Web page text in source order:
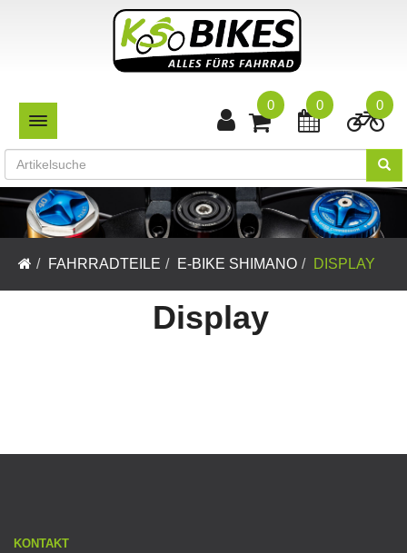
TOGGLE NAVIGATION
0
0
0
FAHRRADTEILE E-BIKE SHIMANO DISPLAY
Display
KONTAKT